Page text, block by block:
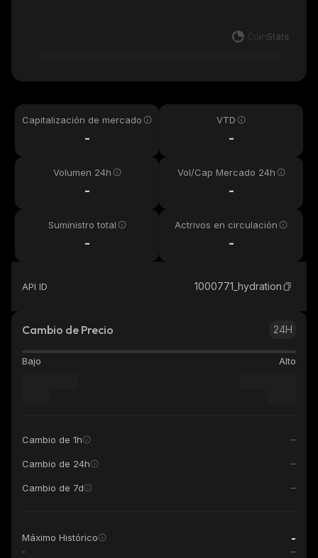
Capitalización de mercado
-
VTD
-
Volumen 24h
-
Vol/Cap Mercado 24h
-
Suministro total
-
Actrivos en circulación
-
API ID 1000771_hydration
Cambio de Precio 24H
Bajo Alto
Cambio de 1h
Cambio de 24h
Cambio de 7d
Máximo Histórico -
-